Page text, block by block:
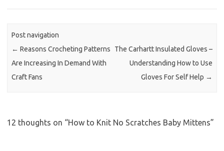
Post navigation
← Reasons Crocheting Patterns
Are Increasing In Demand With
Craft Fans
The Carhartt Insulated Gloves –
Understanding How to Use
Gloves For Self Help →
12 thoughts on “How to Knit No Scratches Baby Mittens”